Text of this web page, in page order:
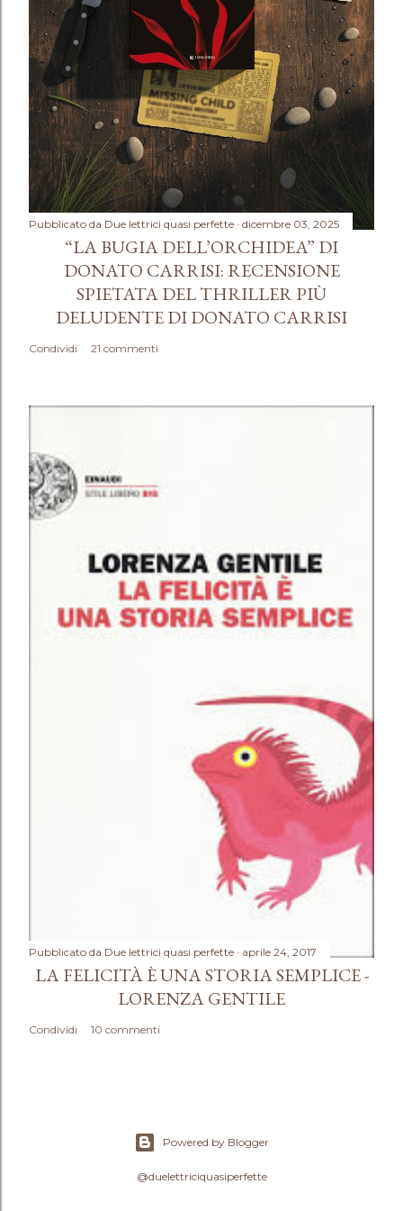
t
o
Pubblicato da Due lettrici quasi perfette dicembre 03, 2025
“LA BUGIA DELL’ORCHIDEA” DI
DONATO CARRISI: RECENSIONE
SPIETATA DEL THRILLER PIÙ
DELUDENTE DI DONATO CARRISI
Condividi 21 commenti
Pubblicato da Due lettrici quasi perfette aprile 24, 2017
LA FELICITÀ È UNA STORIA SEMPLICE -
LORENZA GENTILE
Condividi 10 commenti
Powered by Blogger
@duelettriciquasiperfette